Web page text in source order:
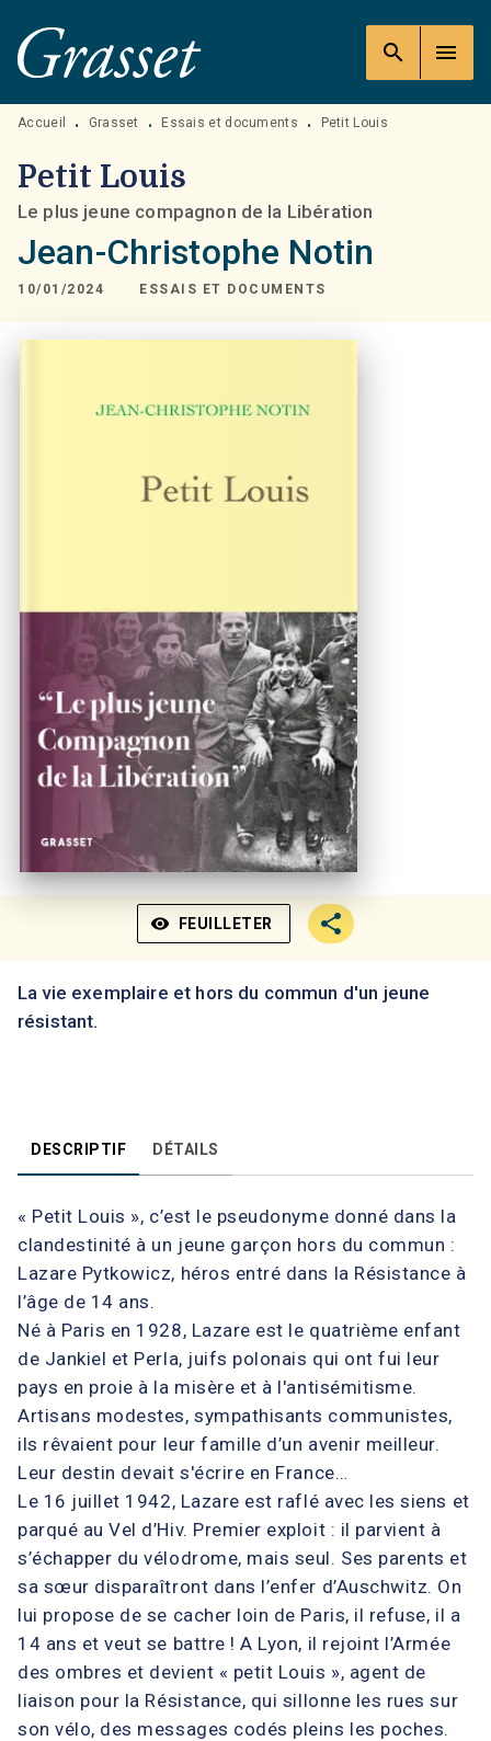
MENU RECHERCHE
PIED DE PAGE
search menu
Accueil • Grasset • Essais et documents • Petit Louis
Petit Louis
Le plus jeune compagnon de la Libération
Jean-Christophe Notin
10/01/2024 ESSAIS ET DOCUMENTS
visibility FEUILLETER
La vie exemplaire et hors du commun d'un jeune
résistant.
DESCRIPTIF DÉTAILS
« Petit Louis », c’est le pseudonyme donné dans la
clandestinité à un jeune garçon hors du commun :
Lazare Pytkowicz, héros entré dans la Résistance à
l’âge de 14 ans.
Né à Paris en 1928, Lazare est le quatrième enfant
de Jankiel et Perla, juifs polonais qui ont fui leur
pays en proie à la misère et à l'antisémitisme.
Artisans modestes, sympathisants communistes,
ils rêvaient pour leur famille d’un avenir meilleur.
Leur destin devait s'écrire en France…
Le 16 juillet 1942, Lazare est raflé avec les siens et
parqué au Vel d’Hiv. Premier exploit : il parvient à
s’échapper du vélodrome, mais seul. Ses parents et
sa sœur disparaîtront dans l’enfer d’Auschwitz. On
lui propose de se cacher loin de Paris, il refuse, il a
14 ans et veut se battre ! A Lyon, il rejoint l’Armée
des ombres et devient « petit Louis », agent de
liaison pour la Résistance, qui sillonne les rues sur
son vélo, des messages codés pleins les poches.